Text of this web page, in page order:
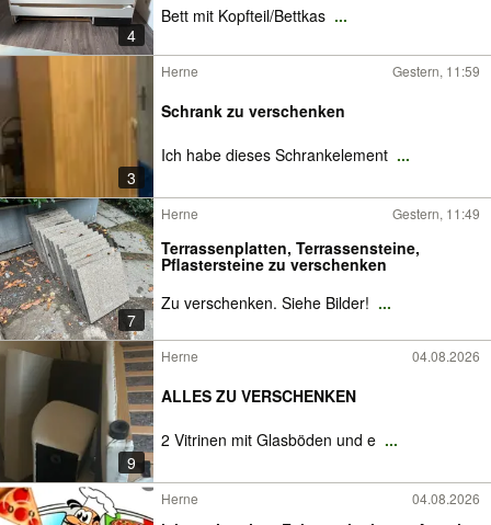
4
Bett mit Kopfteil/Bettkas ...
3
Herne Gestern, 11:59
Schrank zu verschenken
Ich habe dieses Schrankelement ...
7
Herne Gestern, 11:49
Terrassenplatten, Terrassensteine,
Pflastersteine zu verschenken
Zu verschenken. Siehe Bilder! ...
9
Herne 04.08.2026
ALLES ZU VERSCHENKEN
2 Vitrinen mit Glasböden und e ...
Herne 04.08.2026